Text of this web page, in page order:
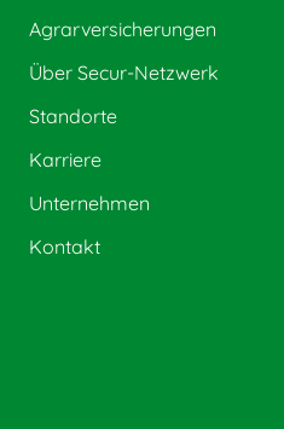
Agrarversicherungen
Über Secur-Netzwerk
Standorte
Karriere
Unternehmen
Kontakt